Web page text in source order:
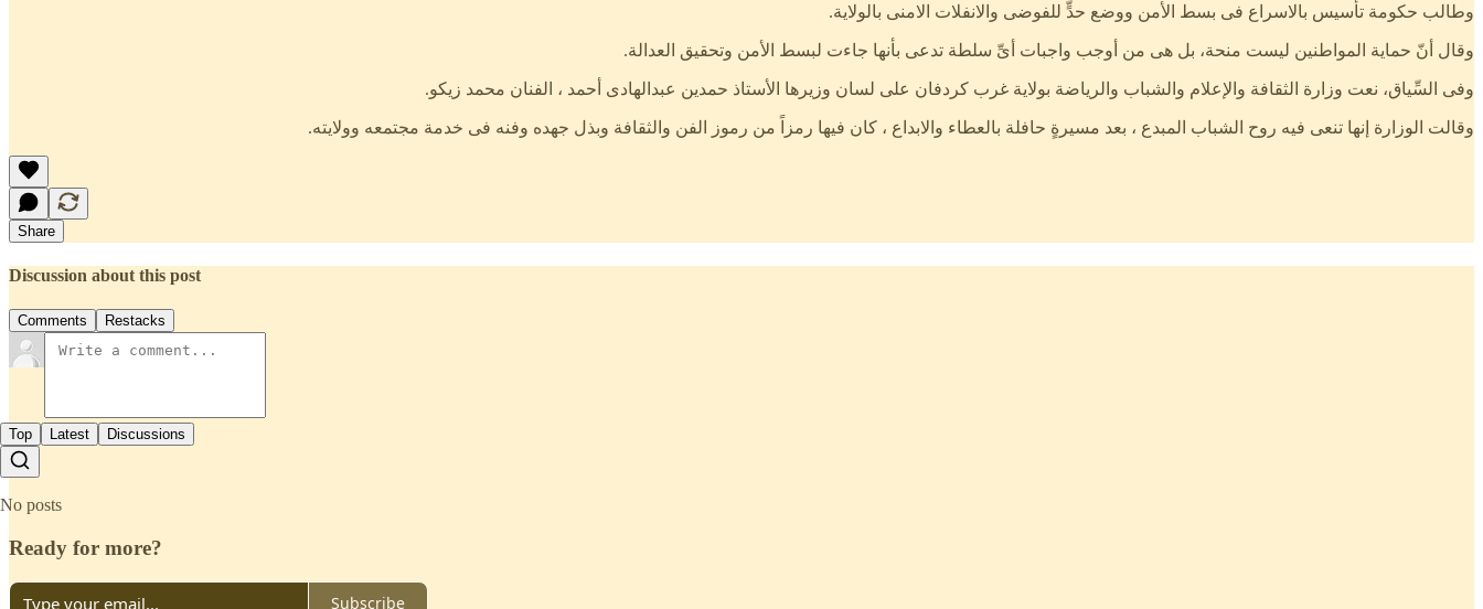
وطالب حكومة تأسيس بالاسراع فى بسط الأمن ووضع حدٍّ للفوضى والانفلات الامنى بالولاية.
وقال أنّ حماية المواطنين ليست منحة، بل هى من أوجب واجبات أىِّ سلطة تدعى بأنها جاءت لبسط الأمن وتحقيق العدالة.
وفى السِّياق، نعت وزارة الثقافة والإعلام والشباب والرياضة بولاية غرب كردفان على لسان وزيرها الأستاذ حمدين عبدالهادى أحمد ، الفنان محمد زيكو.
وقالت الوزارة إنها تنعى فيه روح الشباب المبدع ، بعد مسيرةٍ حافلة بالعطاء والابداع ، كان فيها رمزاً من رموز الفن والثقافة وبذل جهده وفنه فى خدمة مجتمعه وولايته.
Share
Discussion about this post
Comments Restacks
Top Latest Discussions
No posts
Ready for more?
Subscribe